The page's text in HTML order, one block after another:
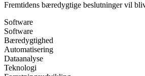
Fremtidens bæredygtige beslutninger vil
Software
Software
Bæredygtighed
Automatisering
Dataanalyse
Teknologi